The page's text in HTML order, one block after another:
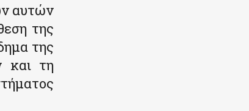
αυτών
της
της
και τη